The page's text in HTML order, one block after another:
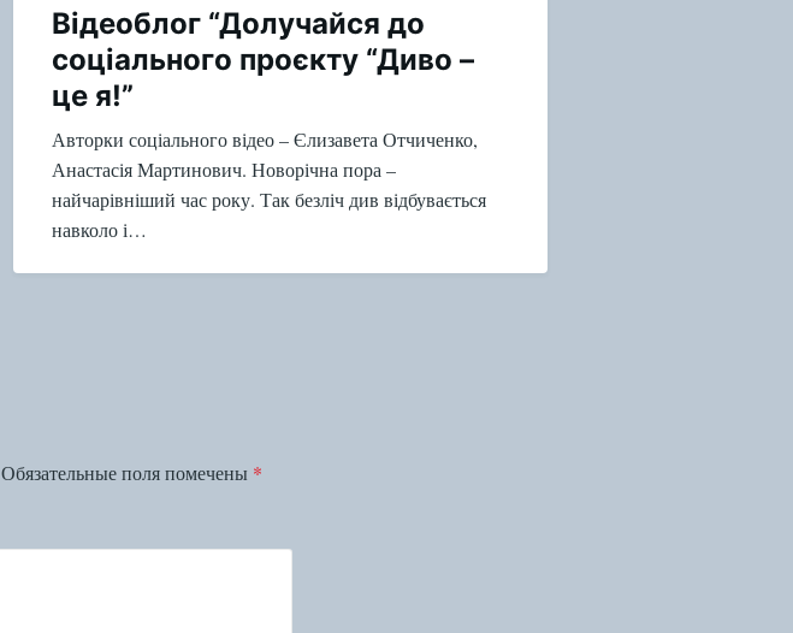
Відеоблог “Долучайся до
соціального проєкту “Диво –
це я!”
Авторки соціального відео – Єлизавета Отчиченко,
Анастасія Мартинович. Новорічна пора –
найчарівніший час року. Так безліч див відбувається
навколо і…
Обязательные поля помечены *